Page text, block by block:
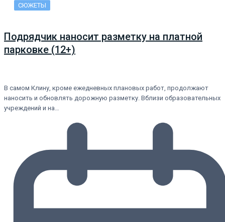
СЮЖЕТЫ
Подрядчик наносит разметку на платной
парковке (12+)
В самом Клину, кроме ежедневных плановых работ, продолжают
наносить и обновлять дорожную разметку. Вблизи образовательных
учреждений и на…